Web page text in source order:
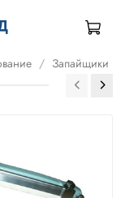
Запайщики